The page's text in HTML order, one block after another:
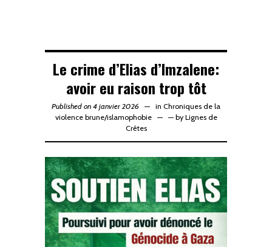
Le crime d’Elias d’Imzalene:
avoir eu raison trop tôt
Published on 4 janvier 2026 in Chroniques de la
violence brune/islamophobie —by Lignes de
Crêtes